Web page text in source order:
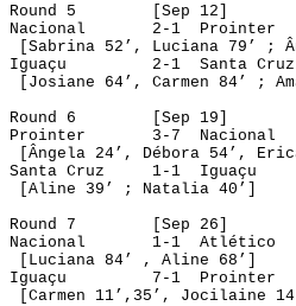
Round 5
[Sep 12]
Nacional
2-1
Prointer
[Sabrina 52’ , Luciana 79’
;
Iguaçu
2-1
Santa Cruz
Josiane 64’ , Carmen 84’
;
Round 6
Sep 19]
Prointer
3-7
Nacional
[Ângela 24’ , Débora 54’ ,
Santa Cruz
1-1
Iguaçu
Aline 39’
; Natalia 40’]
Round 7
[Sep 26]
Nacional
1-1
Atlético
[Luciana 84’ , Aline 68’]
Iguaçu
7-1
Prointer
[Carmen 11’ ,35’, Jocilaine